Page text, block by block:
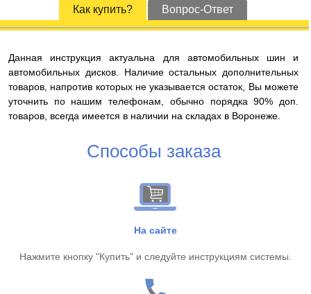
Как купить? Вопрос-Ответ
Данная инструкция актуальна для автомобильных шин и
автомобильных дисков. Наличие остальных дополнительных
товаров, напротив которых не указывается остаток, Вы можете
уточнить по нашим телефонам, обычно порядка 90% доп.
товаров, всегда имеется в наличии на складах в Воронеже.
Способы заказа
На сайте
Нажмите кнопку "Купить" и следуйте инструкциям системы.